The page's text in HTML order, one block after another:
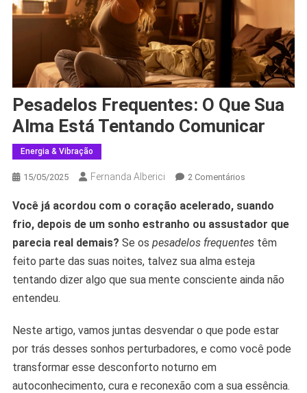
Pesadelos Frequentes: O Que Sua
Alma Está Tentando Comunicar
Energia & Vibração
15/05/2025 Fernanda Alberici 2 ComentáriosEm
Frequentes:
O
Que
Sua
Está
Você já acordou com o coração acelerado, suando
frio, depois de um sonho estranho ou assustador que
parecia real demais? Se os pesadelos frequentestêm
feito parte das suas noites, talvez sua alma esteja
tentando dizer algo que sua mente consciente ainda não
entendeu.
Neste artigo, vamos juntas desvendar o que pode estar
por trás desses sonhos perturbadores, e como você pode
transformar esse desconforto noturno em
autoconhecimento, cura e reconexão com a sua essência.